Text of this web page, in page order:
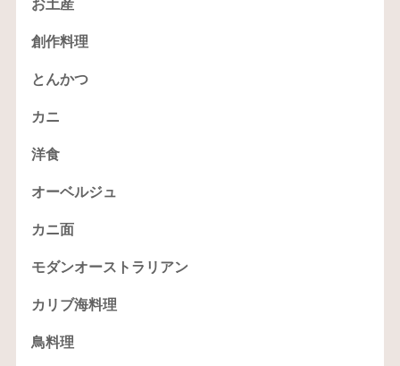
お土産
創作料理
とんかつ
カニ
洋食
オーベルジュ
カニ面
モダンオーストラリアン
カリブ海料理
鳥料理